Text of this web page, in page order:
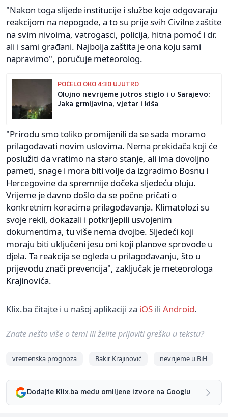
"Nakon toga slijede institucije i službe koje odgovaraju
reakcijom na nepogode, a to su prije svih Civilne zaštite
na svim nivoima, vatrogasci, policija, hitna pomoć i dr.
ali i sami građani. Najbolja zaštita je ona koju sami
napravimo", poručuje meteorolog.
POČELO OKO 4:30 UJUTRO
Olujno nevrijeme jutros stiglo i u Sarajevo:
Jaka grmljavina, vjetar i kiša
"Prirodu smo toliko promijenili da se sada moramo
prilagođavati novim uslovima. Nema prekidača koji će
poslužiti da vratimo na staro stanje, ali ima dovoljno
pameti, snage i mora biti volje da izgradimo Bosnu i
Hercegovine da spremnije dočeka sljedeću oluju.
Vrijeme je davno došlo da se počne pričati o
konkretnim koracima prilagođavanja. Klimatolozi su
svoje rekli, dokazali i potkrijepili usvojenim
dokumentima, tu više nema dvojbe. Sljedeći koji
moraju biti uključeni jesu oni koji planove sprovode u
djela. Ta reakcija se ogleda u prilagođavanju, što u
prijevodu znači prevencija", zaključak je meteorologa
Krajinovića.
Klix.ba čitajte i u našoj aplikaciji za iOS ili Android.
Znate nešto više o temi ili želite prijaviti grešku u tekstu?
vremenska prognoza Bakir Krajinović nevrijeme u BiH
Dodajte Klix.ba među omiljene izvore na Googlu